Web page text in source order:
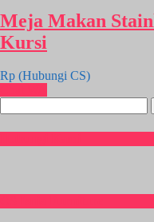
Meja Makan
Kursi
Rp (Hubungi CS)
for: